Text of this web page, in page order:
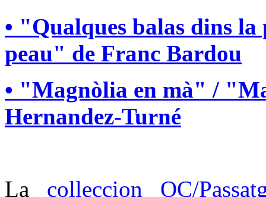
• "Qualques balas dins
peau" de Franc Bardou
• "Magnòlia en mà" /
Hernandez-Turné
La colleccion OC/